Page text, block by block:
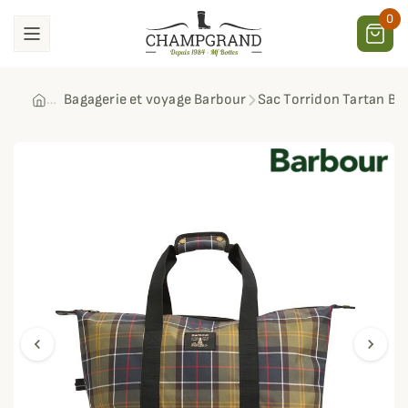
0
Bagagerie et voyage Barbour Sac Torridon Tartan
chevron_left chevron_right